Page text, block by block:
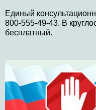
Единый
800-555-49-43. В
бесплатный.